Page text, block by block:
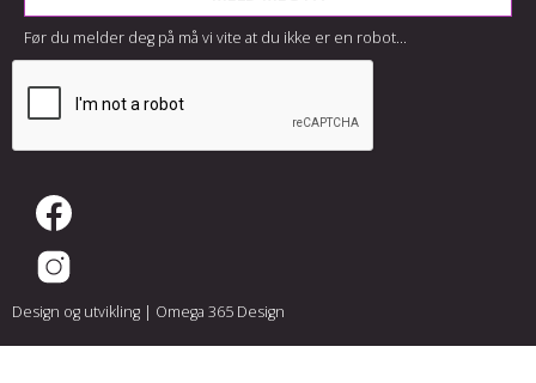
Før du melder deg på må vi vite at du ikke er en robot...
Design og utvikling | Omega 365 Design